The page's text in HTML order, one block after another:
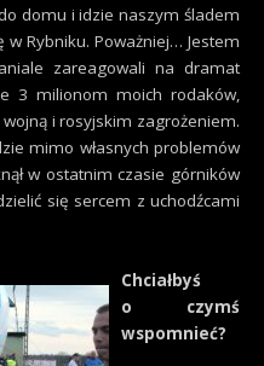
domu i idzie naszym śladem
Rybniku. Poważniej… Jestem
zareagowali na dramat
3 milionom moich rodaków,
i rosyjskim zagrożeniem.
mimo własnych problemów
w ostatnim czasie górników
się sercem z uchodźcami
Chciałbyś
o czymś
wspomnieć?